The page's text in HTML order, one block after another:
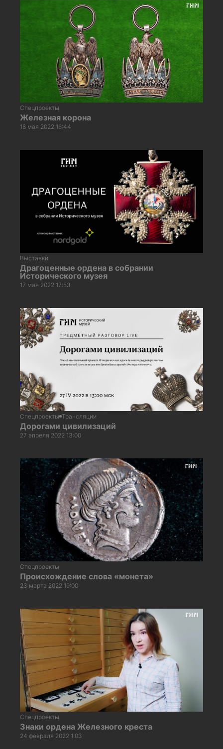
Спецпроекты
Железная корона
18 мая 2022 16:44
Выставки
Драгоценные ордена в собрании
Исторического музея
17 мая 2022 17:53
Спецпроекты Трансляции
Дорогами цивилизаций
27 апреля 2022 13:00
Спецпроекты
Происхождение слова «монета»
23 марта 2022 19:00
Спецпроекты
Знаки ордена Железного креста
24 февраля 2022 1:03